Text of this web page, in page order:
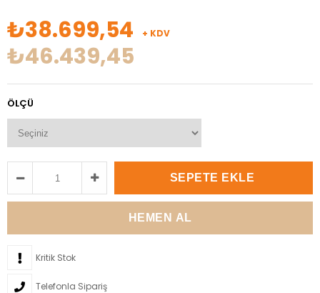
₺38.699,54 + KDV
₺46.439,45
ÖLÇÜ
Kritik Stok
Telefonla Sipariş